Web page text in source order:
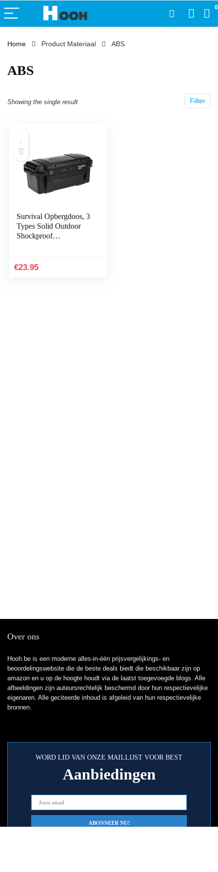
0
Home Product Materiaal ‎ABS
‎ABS
Filter
Showing the single result
Survival Opbergdoos, 3
Types Solid Outdoor
Shockproof
Box Container
€23.95
Over ons
Hooh.be is een moderne alles-in-één prijsvergelijkings- en
beoordelingswebsite die de beste deals biedt die beschikbaar zijn op
amazon en u op de hoogte houdt via de laatst toegevoegde blogs. Alle
afbeeldingen zijn auteursrechtelijk beschermd door hun respectievelijke
eigenaren. Alle geciteerde inhoud is afgeleid van hun respectievelijke
bronnen.
WORD LID VAN ONZE MAILLIJST VOOR BEST
Aanbiedingen